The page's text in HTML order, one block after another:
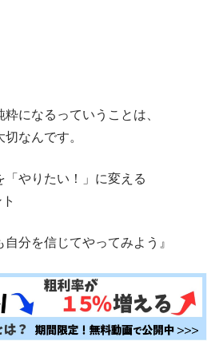
になるっていうことは、
なんです。
やりたい！」に変える
自分を信じてやってみよう』